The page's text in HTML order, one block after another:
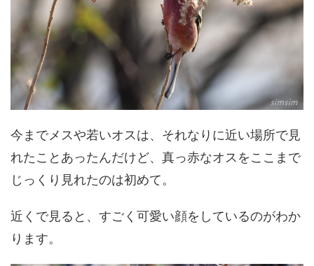
今までメスや若いオスは、それなりに近い場所で見
れたことあったんだけど、真っ赤なオスをここまで
じっくり見れたのは初めて。
近くで見ると、すごく可愛い顔をしているのがわか
ります。